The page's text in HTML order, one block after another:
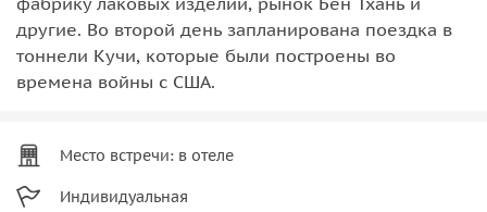
другие. Во второй день запланирована поездка в
тоннели Кучи, которые были построены во
времена войны с США.
Место встречи: в отеле
Индивидуальная